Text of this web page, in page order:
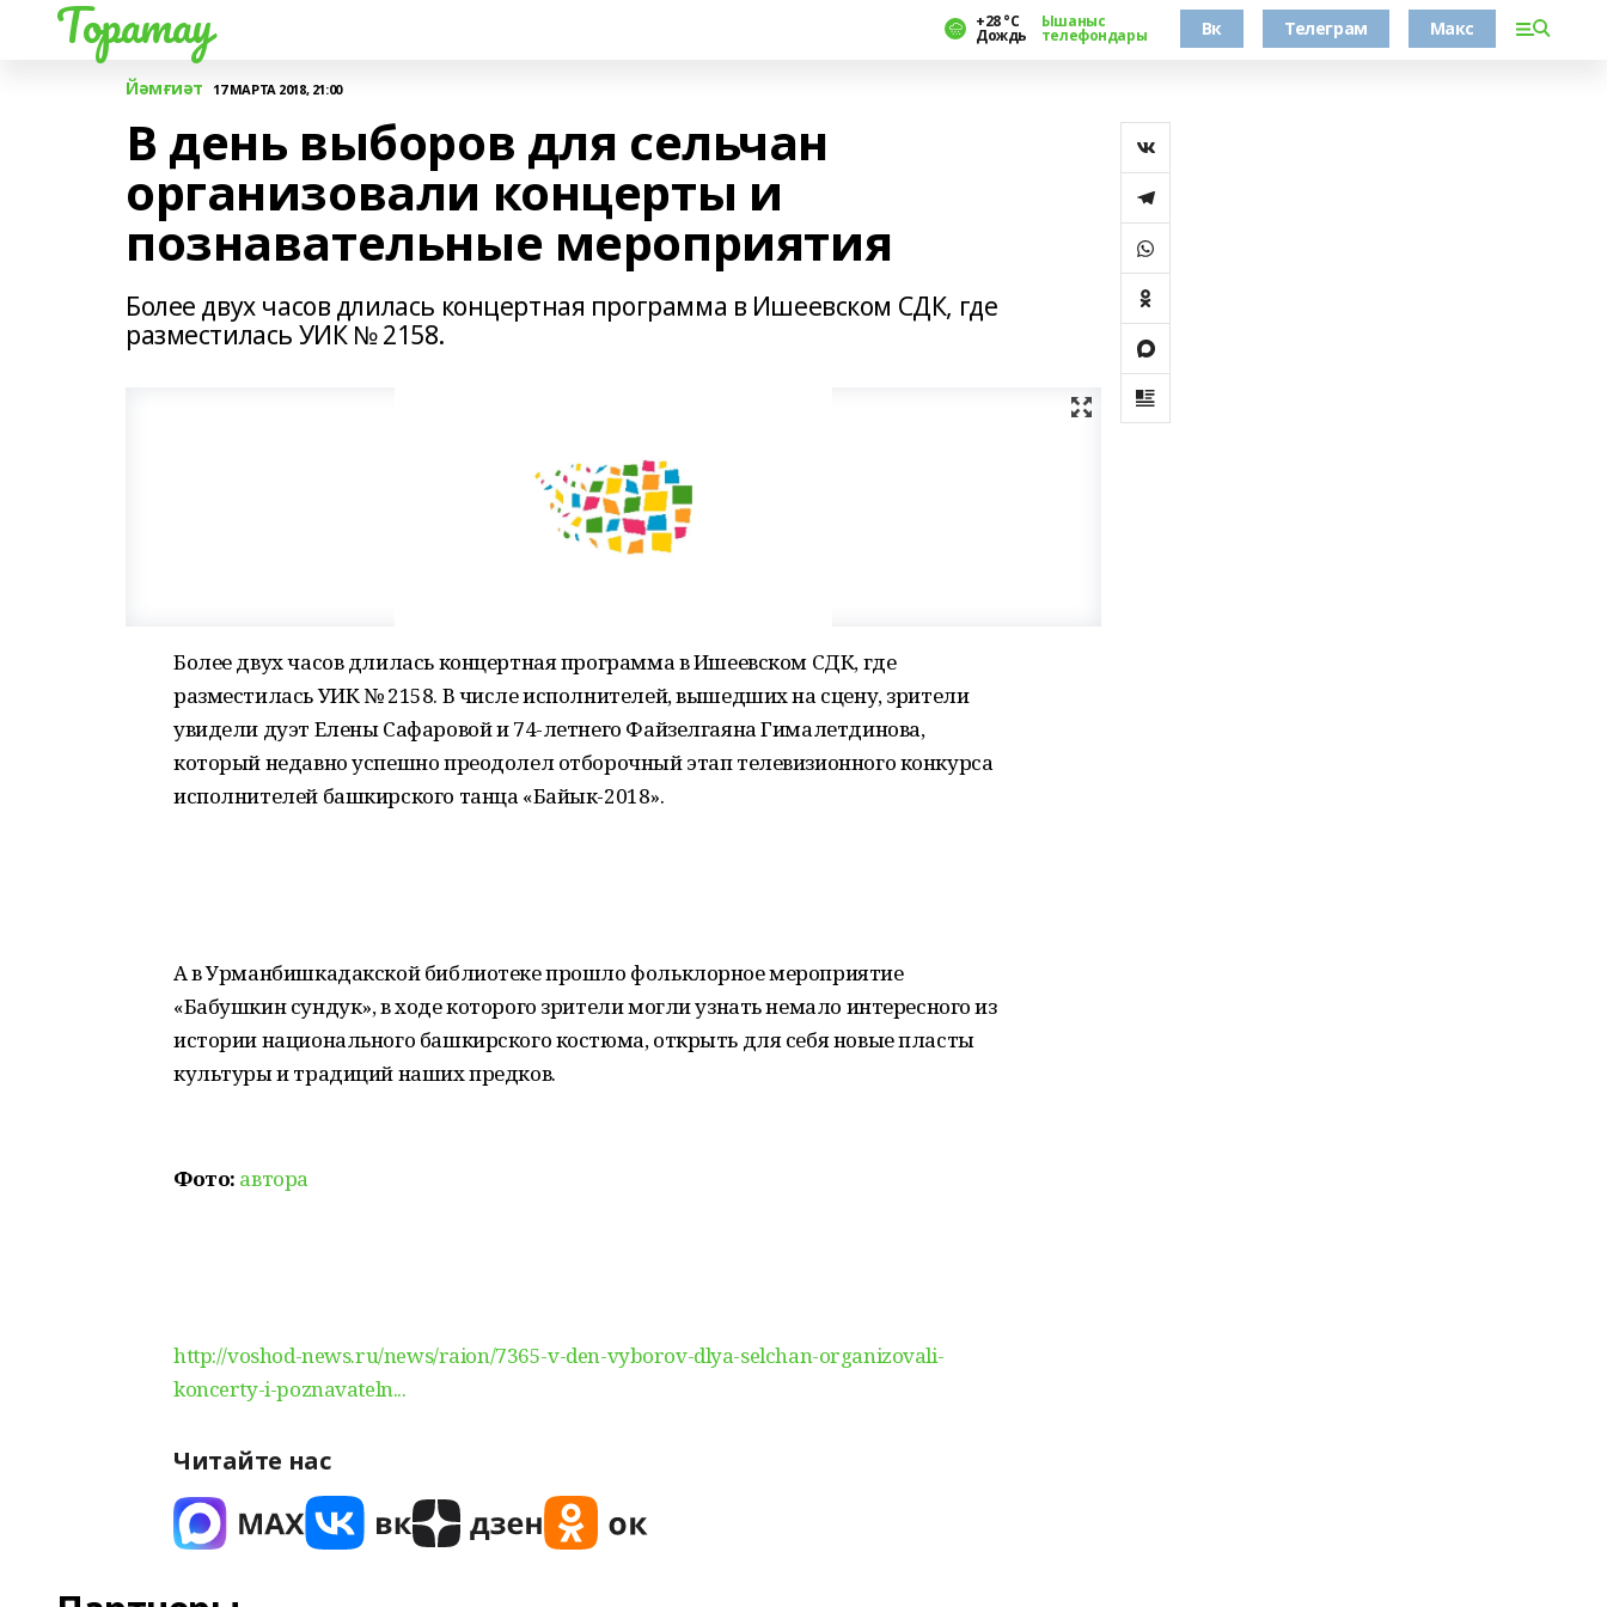
Торатау +28 °С
Дождь
Ышаныс
телефондары Вк Телеграм Макс
Йәмғиәт 17 МАРТА 2018, 21:00
В день выборов для сельчан
организовали концерты и
познавательные мероприятия
Более двух часов длилась концертная программа в Ишеевском СДК, где
разместилась УИК № 2158.
Более двух часов длилась концертная программа в Ишеевском СДК, где
разместилась УИК № 2158. В числе исполнителей, вышедших на сцену, зрители
увидели дуэт Елены Сафаровой и 74-летнего Файзелгаяна Гималетдинова,
который недавно успешно преодолел отборочный этап телевизионного конкурса
исполнителей башкирского танца «Байык-2018».
А в Урманбишкадакской библиотеке прошло фольклорное мероприятие
«Бабушкин сундук», в ходе которого зрители могли узнать немало интересного из
истории национального башкирского костюма, открыть для себя новые пласты
культуры и традиций наших предков.
Фото: автора
http://voshod-news.ru/news/raion/7365-v-den-vyborov-dlya-selchan-organizovali-
koncerty-i-poznavateln...
Читайте нас